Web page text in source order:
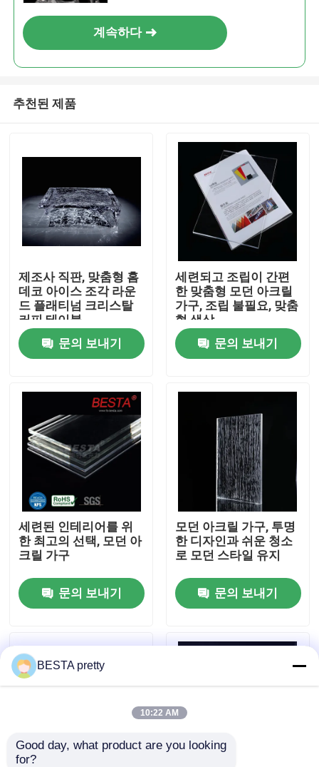
집
비디오
우리 에 관한 것
공장 투어
품질 관리
뉴스
인용 을 요청 하십시오
계속하다
추천된 제품
제조사 직판, 맞춤형 홈
데코 아이스 조각 라운
드 플래티넘 크리스탈
커피 테이블
문의 보내기
세련되고 조립이 간편
한 맞춤형 모던 아크릴
가구, 조립 불필요, 맞춤
형 색상
문의 보내기
세련된 인테리어를 위
한 최고의 선택, 모던 아
크릴 가구
문의 보내기
모던 아크릴 가구, 투명
한 디자인과 쉬운 청소
로 모던 스타일 유지
문의 보내기
BESTA pretty
10:22 AM
Good day, what product are you looking
for?